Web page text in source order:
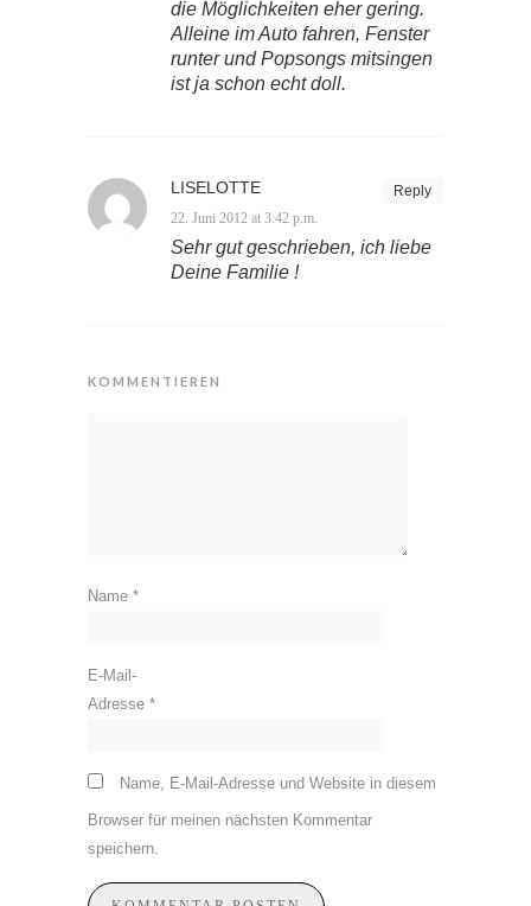
die Möglichkeiten eher gering.
Alleine im Auto fahren, Fenster
runter und Popsongs mitsingen
ist ja schon echt doll.
Reply
LISELOTTE
22. Juni 2012 at 3:42 p.m.
Sehr gut geschrieben, ich liebe
Deine Familie !
KOMMENTIEREN
Name *
E-Mail-
Adresse *
Name, E-Mail-Adresse und Website in diesem
Browser für meinen nächsten Kommentar
speichern.